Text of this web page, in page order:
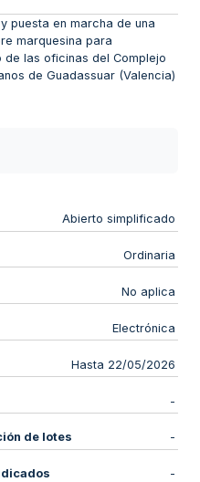
puesta en marcha de una
marquesina para
de las oficinas del Complejo
de Guadassuar (Valencia)
Abierto simplificado
Ordinaria
No aplica
Electrónica
Hasta 22/05/2026
-
de lotes -
-